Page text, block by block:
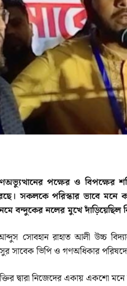
পক্ষের ও বিপক্ষের
সকলকে পরিস্কার ভাবে মনে
বন্দুকের নলের মুখে দাঁড়িয়েছিল
সোবহান রাহাত আলী উচ্চ
সাবেক ভিপি ও গণঅধিকার
দ্বারা নিজেদের একায় একশো